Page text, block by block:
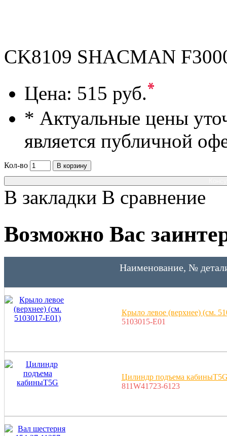
CK8109 SHACMAN
Цена: 515 руб.*
* Актуальные цены
является публичной
Кол-во
В корзину
В закладки В сравнение
Возможно Вас
Наименование, №
Крыло левое (верхнее) (см.
5103015-E01
Цилиндр подъема
811W41723-6123